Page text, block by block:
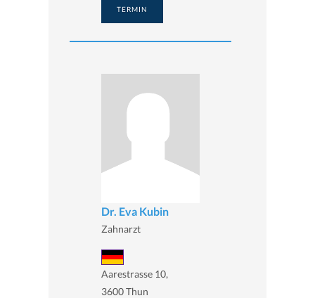
TERMIN
Dr. Eva Kubin
Zahnarzt
Aarestrasse 10,
3600 Thun